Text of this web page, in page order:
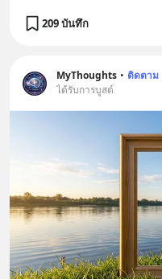
209 บันทึก
MyThoughts • ติดตาม
ได้รับการบูสต์